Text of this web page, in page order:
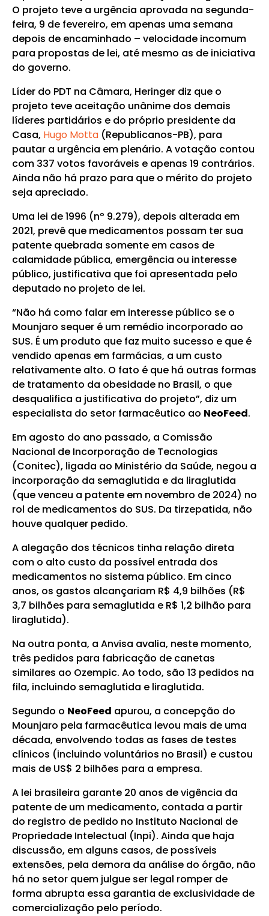
O projeto teve a urgência aprovada na segunda-
feira, 9 de fevereiro, em apenas uma semana
depois de encaminhado – velocidade incomum
para propostas de lei, até mesmo as de iniciativa
do governo.
Líder do PDT na Câmara, Heringer diz que o
projeto teve aceitação unânime dos demais
líderes partidários e do próprio presidente da
Casa, Hugo Motta(Republicanos-PB), para
pautar a urgência em plenário. A votação contou
com 337 votos favoráveis e apenas 19 contrários.
Ainda não há prazo para que o mérito do projeto
seja apreciado.
Uma lei de 1996 (nº 9.279), depois alterada em
2021, prevê que medicamentos possam ter sua
patente quebrada somente em casos de
calamidade pública, emergência ou interesse
público, justificativa que foi apresentada pelo
deputado no projeto de lei.
“Não há como falar em interesse público se o
Mounjaro sequer é um remédio incorporado ao
SUS. É um produto que faz muito sucesso e que é
vendido apenas em farmácias, a um custo
relativamente alto. O fato é que há outras formas
de tratamento da obesidade no Brasil, o que
desqualifica a justificativa do projeto”, diz um
especialista do setor farmacêutico ao NeoFeed.
Em agosto do ano passado, a Comissão
Nacional de Incorporação de Tecnologias
(Conitec), ligada ao Ministério da Saúde, negou a
incorporação da semaglutida e da liraglutida
(que venceu a patente em novembro de 2024) no
rol de medicamentos do SUS. Da tirzepatida, não
houve qualquer pedido.
A alegação dos técnicos tinha relação direta
com o alto custo da possível entrada dos
medicamentos no sistema público. Em cinco
anos, os gastos alcançariam R$ 4,9 bilhões (R$
3,7 bilhões para semaglutida e R$ 1,2 bilhão para
liraglutida).
Na outra ponta, a Anvisa avalia, neste momento,
três pedidos para fabricação de canetas
similares ao Ozempic. Ao todo, são 13 pedidos na
fila, incluindo semaglutida e liraglutida.
Segundo o NeoFeed apurou, a concepção do
Mounjaro pela farmacêutica levou mais de uma
década, envolvendo todas as fases de testes
clínicos (incluindo voluntários no Brasil) e custou
mais de US$ 2 bilhões para a empresa.
A lei brasileira garante 20 anos de vigência da
patente de um medicamento, contada a partir
do registro de pedido no Instituto Nacional de
Propriedade Intelectual (Inpi). Ainda que haja
discussão, em alguns casos, de possíveis
extensões, pela demora da análise do órgão, não
há no setor quem julgue ser legal romper de
forma abrupta essa garantia de exclusividade de
comercialização pelo período.